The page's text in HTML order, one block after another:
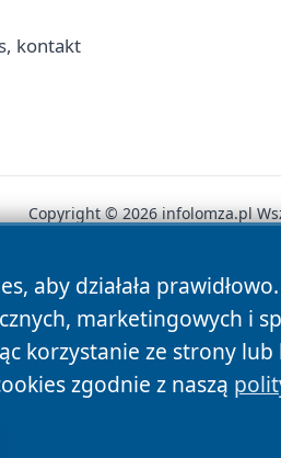
kontakt
aby działała
marketingowych i
korzystanie ze strony
zgodnie z naszą
Copyright © 2026 infolomza.pl
News Autorzy Polityka